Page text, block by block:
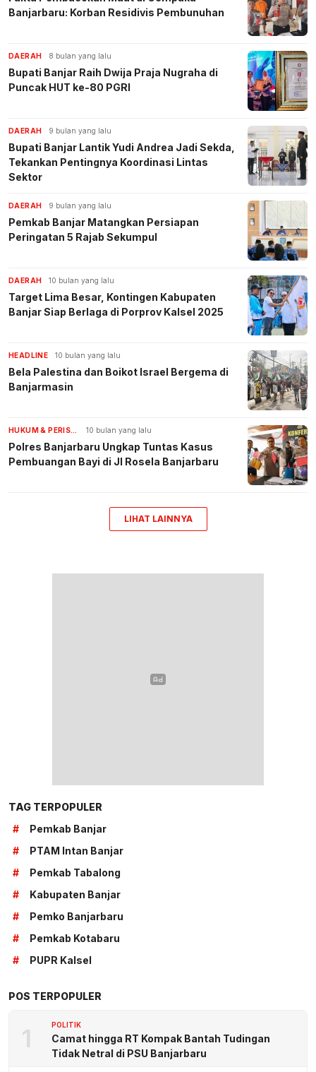
Banjarbaru: Korban Residivis Pembunuhan
DAERAH 8 bulan yang lalu
Bupati Banjar Raih Dwija Praja Nugraha di
Puncak HUT ke-80 PGRI
DAERAH 9 bulan yang lalu
Bupati Banjar Lantik Yudi Andrea Jadi Sekda,
Tekankan Pentingnya Koordinasi Lintas
Sektor
DAERAH 9 bulan yang lalu
Pemkab Banjar Matangkan Persiapan
Peringatan 5 Rajab Sekumpul
DAERAH 10 bulan yang lalu
Target Lima Besar, Kontingen Kabupaten
Banjar Siap Berlaga di Porprov Kalsel 2025
HEADLINE 10 bulan yang lalu
Bela Palestina dan Boikot Israel Bergema di
Banjarmasin
HUKUM & PERISTIWA 10 bulan yang lalu
Polres Banjarbaru Ungkap Tuntas Kasus
Pembuangan Bayi di Jl Rosela Banjarbaru
LIHAT LAINNYA
TAG TERPOPULER
#
Pemkab Banjar
#
PTAM Intan Banjar
#
Pemkab Tabalong
#
Kabupaten Banjar
#
Pemko Banjarbaru
#
Pemkab Kotabaru
#
PUPR Kalsel
POS TERPOPULER
1 POLITIK
Camat hingga RT Kompak Bantah Tudingan
Tidak Netral di PSU Banjarbaru